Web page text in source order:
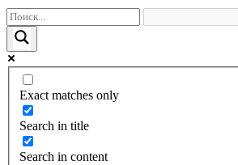
Exact matches only
Search in title
Search in content